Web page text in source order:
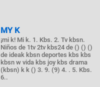
MY K
¡mi k! Mi k. 1. Kbs. 2. Tv kbsn.
Niños de 1tv 2tv kbs24 de () () ()
de ideak kbsn deportes kbs kbs
kbsn w vida kbs joy kbs drama
(kbsn) k k () 3. 9. (9) 4. . 5. Kbs.
6..